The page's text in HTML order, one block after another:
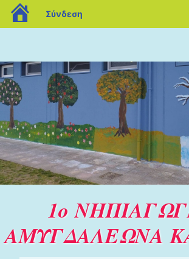
1ο
ΑΜΥΓΔΑΛΕΩΝΑ
blogs.sch.gr
Σύνδεση